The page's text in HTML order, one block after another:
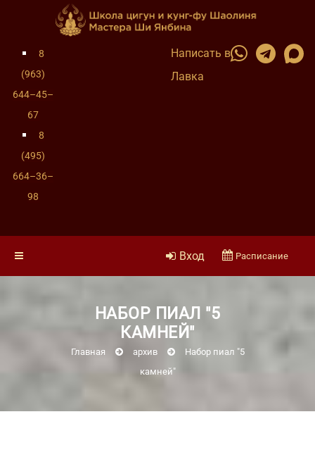
8
(963)
644–45–
67
8
(495)
664–36–
98
Написать в
Лавка
Вход Расписание
НАБОР ПИАЛ "5
КАМНЕЙ"
Главная архив
Набор пиал "5
камней"